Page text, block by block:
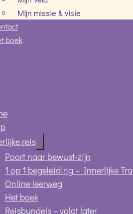
Mijn missie & visie
boek
reis
Poort naar bewust-zijn
1 op 1 begeleiding – Innerlijke
Online leerweg
Het boek
Reisbundels – volgt later